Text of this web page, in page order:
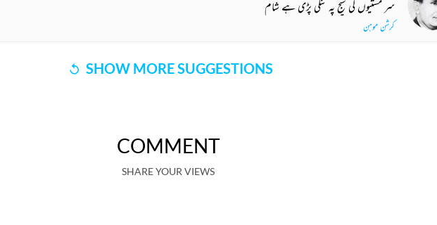
سر مستیوں کی سیج پہ ننگی پڑی ہے شام
کرشن موہن
SHOW MORE SUGGESTIONS
COMMENT
SHARE YOUR VIEWS